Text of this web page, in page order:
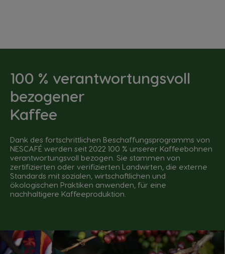
100 % verantwortungsvoll
bezogener
Kaffee
Dank des fortschrittlichen Beschaffungsprogramms von
NESCAFÉ werden seit 2022 100 % unserer Kaffeebohnen
verantwortungsvoll bezogen. Sie stammen von
zertifizierten oder verifizierten Landwirten, die externe
Standards mit sozialen, wirtschaftlichen und
ökologischen Praktiken anwenden, für eine
nachhaltigere Kaffeeproduktion.